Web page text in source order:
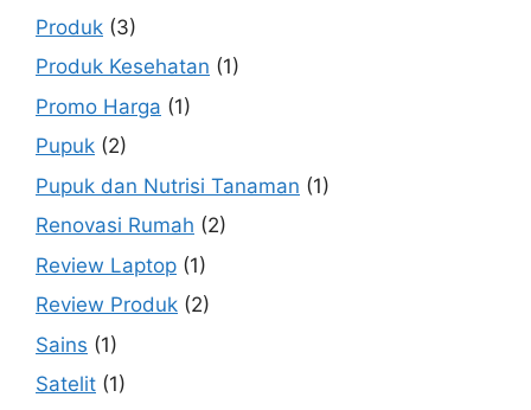
Produk (3)
Produk Kesehatan (1)
Promo Harga (1)
Pupuk (2)
Pupuk dan Nutrisi Tanaman (1)
Renovasi Rumah (2)
Review Laptop (1)
Review Produk (2)
Sains (1)
Satelit (1)